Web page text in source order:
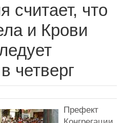
считает, что
и Крови
четверг
Префект